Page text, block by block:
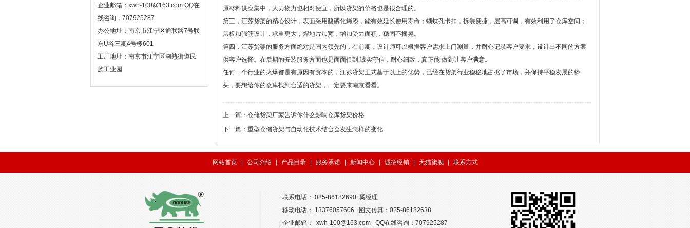
企业邮箱：xwh-100@163.com QQ在
线咨询：707925287
办公地址：南京市江宁区通联路7号联
东U谷三期4号楼601
工厂地址：南京市江宁区湖熟街道民
族工业园
原材料供应集中，人力物力也相对便宜，所以货架的价格也是很合理的。
第三，江苏货架的精心设计，表面采用酸磷化烤漆，能有效延长使用寿命；蝴蝶孔卡扣，拆装便捷，层高可调，有效利用了仓库空间；
层板加强筋设计，承重更大；焊地片加宽，增加受力面积，稳固不摇晃。
第四，江苏货架的服务方面绝对是国内领先的，在前期，设计师可以根据客户需求上门测量，并耐心记录客户要求，设计出不同的方案
供客户选择。在后期的安装服务方面也是面面俱到,诚实守信，耐心细致，真正能 做到让客户满意。
任何一个行业的火爆都是有原因有资本的，江苏货架正式基于以上的优势，已经在货架行业稳稳地占据了市场，并保持平稳发展的势
头，要想给你的仓库找到合适的货架，一定要来南京看看。
上一篇： 仓储货架厂家告诉你什么影响仓库货架价格
下一篇： 重型仓储货架与自动化技术结合会发生怎样的变化
网站首页 公司介绍 产品目录 服务承诺 新闻中心 诚招经销 天猫旗舰 联系方式
联系电话： 025-86182690 奚经理
移动电话： 13376057606 图文传真：025-86182638
企业邮箱： xwh-100@163.com QQ在线咨询：707925287